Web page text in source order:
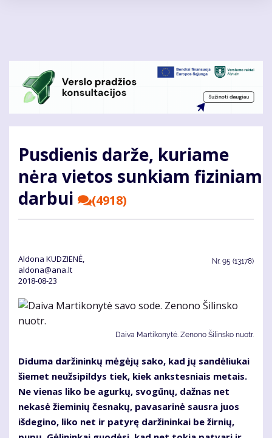
Pusdienis darže, kuriame
nėra vietos sunkiam fiziniam
darbui
(4918)
Aldona KUDZIENĖ,
aldona@ana.lt
2018-08-23
Nr. 95 (13178)
Daiva Martikonytė. Zenono Šilinsko nuotr.
Diduma daržininkų mėgėjų sako, kad jų sandėliukai
šiemet neužsipildys tiek, kiek ankstesniais metais.
Ne vienas liko be agurkų, svogūnų, dažnas net
nekasė žieminių česnakų, pavasarinė sausra juos
išdegino, liko net ir patyrę daržininkai be žirnių,